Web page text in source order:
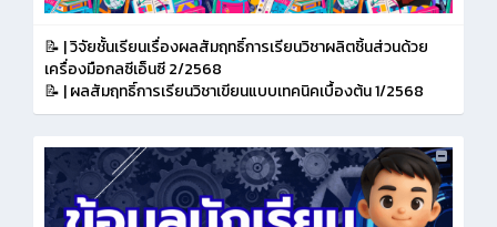
📝 | วิจัยชั้นเรียนเรื่องผลสัมฤทธิ์การเรียนวิชาผลิตชิ้นส่วนด้วย
เครื่องมือกลซีเอ็นซี 2/2568
📝 | ผลสัมฤทธิ์การเรียนวิชาเขียนแบบเทคนิคเบื้องต้น 1/2568